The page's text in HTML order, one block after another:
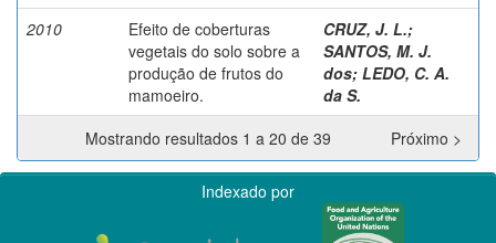
2010
Efeito de coberturas
vegetais do solo sobre a
produção de frutos do
mamoeiro.
CRUZ, J. L.;
SANTOS, M. J.
dos; LEDO, C. A.
da S.
Mostrando resultados 1 a 20 de 39
Próximo >
Indexado por